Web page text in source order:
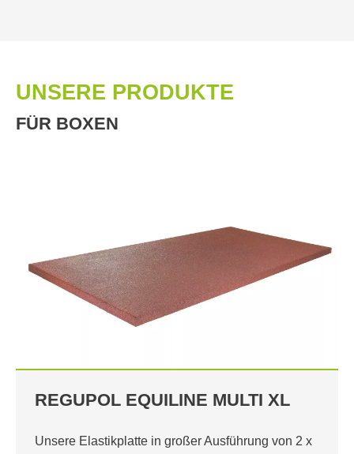
UNSERE PRODUKTE
FÜR BOXEN
MULTI XL
in großer Ausführung von 2 x
REGUPOL
Unsere Elastikplatte